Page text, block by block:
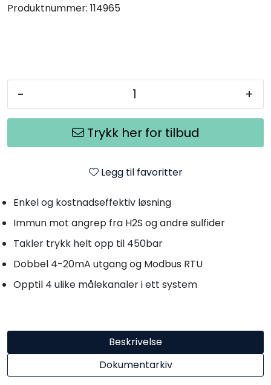
Produktnummer: 114965
- +
Trykk her for tilbud
Legg til favoritter
Enkel og kostnadseffektiv løsning
Immun mot angrep fra H2S og andre sulfider
Takler trykk helt opp til 450bar
Dobbel 4-20mA utgang og Modbus RTU
Opptil 4 ulike målekanaler i ett system
Beskrivelse
Dokumentarkiv
Maskinvern & Instrumentering
Kampanjer
Outlet